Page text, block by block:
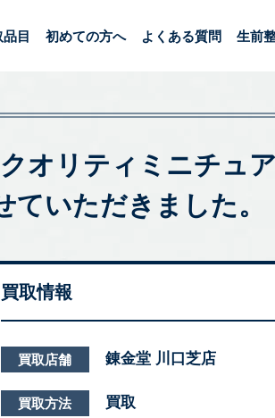
目 初めての方へ よくある質問 生前
オリティミニチュ
いただきました。
買取情報
買取店舗 錬金堂 川口芝店
買取方法 買取